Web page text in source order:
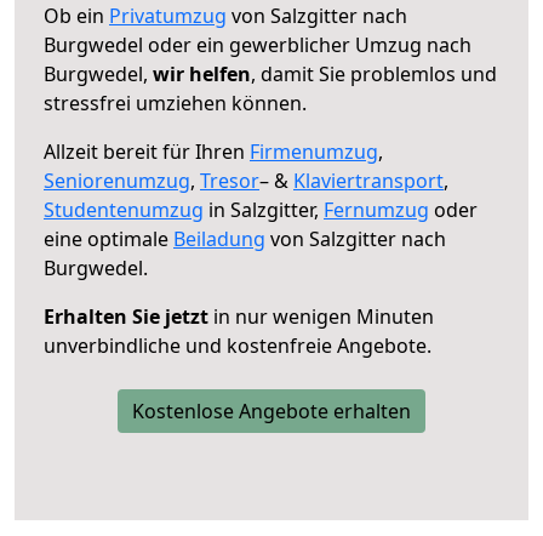
Ob ein Privatumzug von Salzgitter nach
Burgwedel oder ein gewerblicher Umzug nach
Burgwedel, wir helfen, damit Sie problemlos und
stressfrei umziehen können.
Allzeit bereit für Ihren Firmenumzug,
Seniorenumzug, Tresor– & Klaviertransport,
Studentenumzug in Salzgitter, Fernumzug oder
eine optimale Beiladung von Salzgitter nach
Burgwedel.
Erhalten Sie jetzt in nur wenigen Minuten
unverbindliche und kostenfreie Angebote.
Kostenlose Angebote erhalten